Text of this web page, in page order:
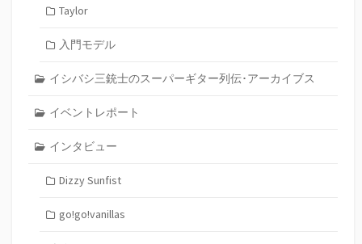
Taylor
入門モデル
イシバシ三銃士のスーパーギター列伝･アーカイブス
イベントレポート
インタビュー
Dizzy Sunfist
go!go!vanillas